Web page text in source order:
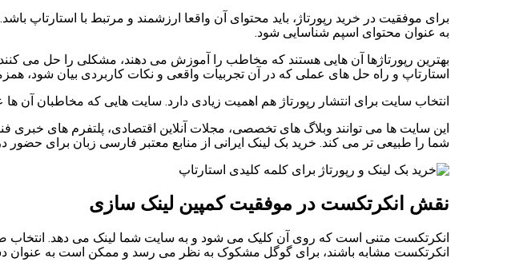
برای موفقیت در خرید رپورتاژ، باید محتوای آن واقعا ارزشمند و مرتبط با
به عنوان محتوای اسپم شناسایی شود.
بهترین رپورتاژها آن هایی هستند که مخاطب را آموزش می دهند، مشکلی را حل می کنند
استارتاپ و راه حل های عملی که در آن تجربیات واقعی و نکات کاربردی بیان شود،
انتخاب سایت برای انتشار رپورتاژ هم اهمیت زیادی دارد. سایت هایی که مخاطبان آن
این سایت ها می توانند وبلاگ های تخصصی، مجلات آنلاین اقتصادی، پلتفرم های خبری
شما را طبیعی تر می کند. خرید بک لینک ایرانی از منابع معتبر فارسی زبان برای حضور
نقش انکرتکست در موفقیت کمپین لینک سازی
انکرتکست متنی است که روی آن کلیک می شود و به سایت شما لینک می دهد. انتخاب
انکرتکست مشابه باشند، برای گوگل مشکوک به نظر می رسد و ممکن است به عنوان